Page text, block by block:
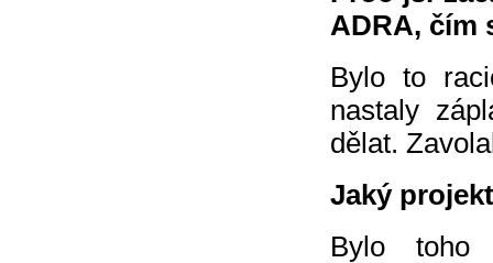
ADRA, čím
Bylo to
nastaly
dělat.
Jaký
Bylo toho